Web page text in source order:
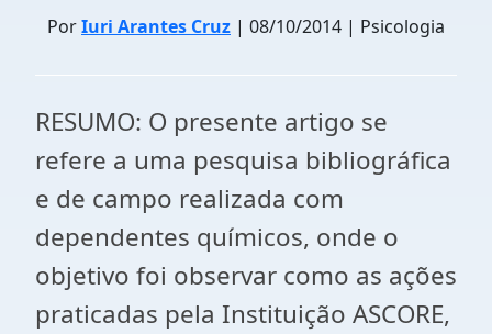
PorIuri Arantes Cruz | 08/10/2014 | Psicologia
RESUMO: O presente artigo se
refere a uma pesquisa bibliográfica
e de campo realizada com
dependentes químicos, onde o
objetivo foi observar como as ações
praticadas pela Instituição ASCORE,